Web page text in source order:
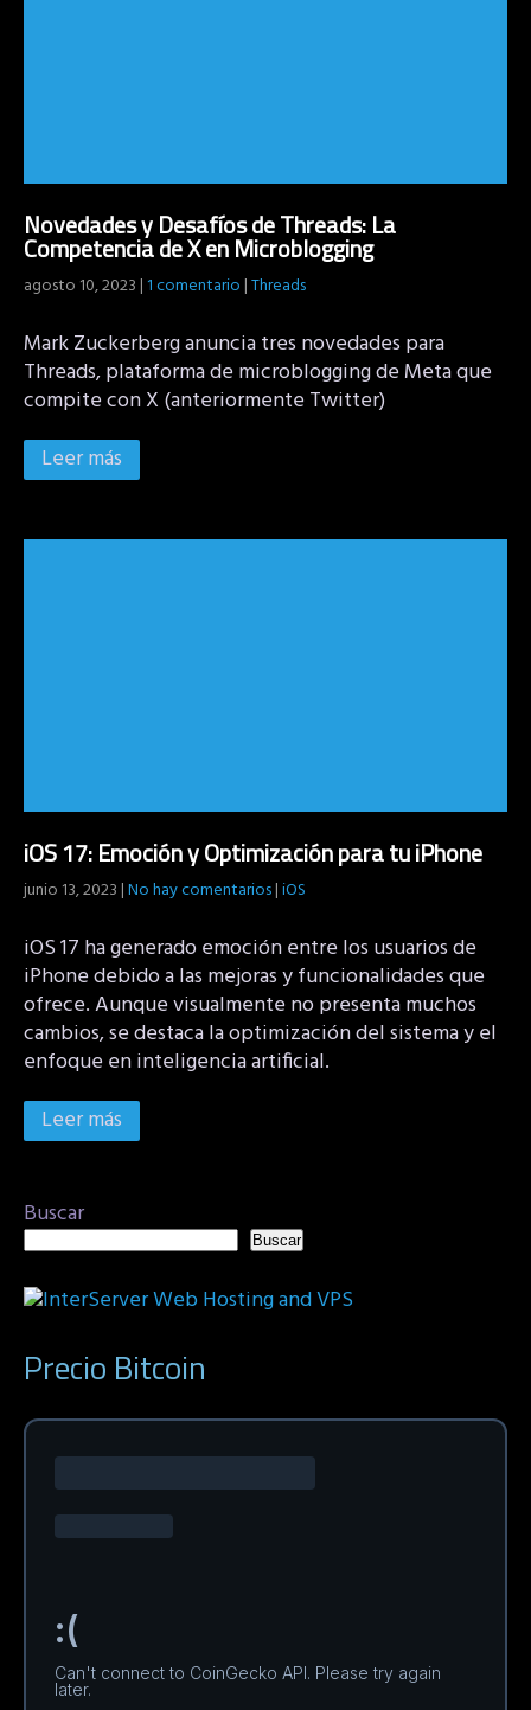
Novedades y Desafíos de Threads: La
Competencia de X en Microblogging
agosto 10, 2023|1 comentario|Threads
Mark Zuckerberg anuncia tres novedades para
Threads, plataforma de microblogging de Meta que
compite con X (anteriormente Twitter)
Leer más
iOS 17: Emoción y Optimización para tu iPhone
junio 13, 2023|No hay comentarios|iOS
iOS 17 ha generado emoción entre los usuarios de
iPhone debido a las mejoras y funcionalidades que
ofrece. Aunque visualmente no presenta muchos
cambios, se destaca la optimización del sistema y el
enfoque en inteligencia artificial.
Leer más
Buscar
Buscar
Precio Bitcoin